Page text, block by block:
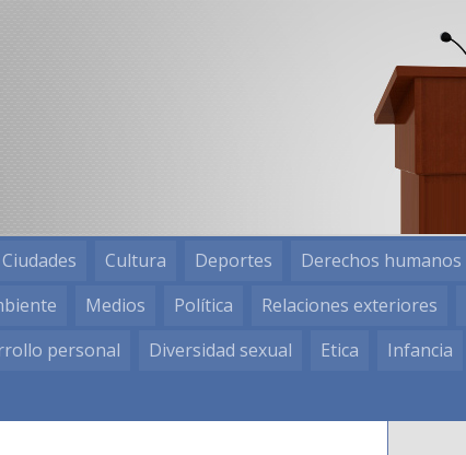
Ciudades Cultura Deportes Derechos humanos
Medios Política Relaciones exteriores
personal Diversidad sexual Etica Infancia